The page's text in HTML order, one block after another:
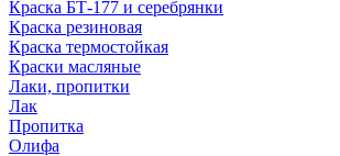
Краска БТ-177 и серебрянки
Краска резиновая
Краска термостойкая
Краски масляные
Лаки, пропитки
Лак
Пропитка
Олифа